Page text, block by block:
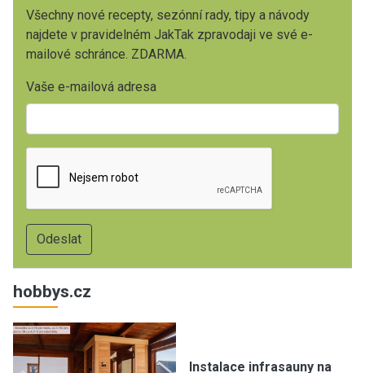
Všechny nové recepty, sezónní rady, tipy a návody
najdete v pravidelném JakTak zpravodaji ve své e-
mailové schránce. ZDARMA.
Vaše e-mailová adresa
hobbys.cz
Instalace infrasauny na